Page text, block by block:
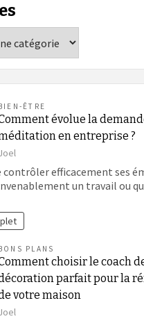
ÊTRE
évolue la
en entreprise ?
contrôler efficacement ses
un travail ou
PLANS
choisir le coach
parfait pour la
votre maison